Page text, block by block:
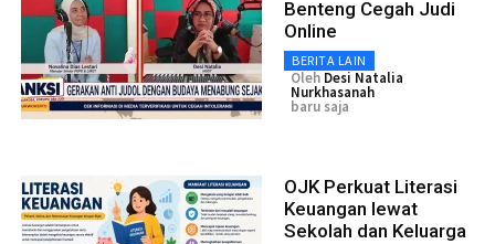
Benteng Cegah Judi
Online
BERITA LAIN
Oleh Desi Natalia
Nurkhasanah
baru saja
OJK Perkuat Literasi
Keuangan lewat
Sekolah dan Keluarga